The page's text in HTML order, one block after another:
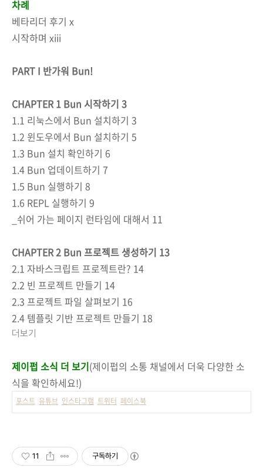
차례
베타리더 후기 x
시작하며 xiii
PART I 반가워 Bun!
CHAPTER 1 Bun 시작하기 3
1.1 리눅스에서 Bun 설치하기 3
1.2 윈도우에서 Bun 설치하기 5
1.3 Bun 설치 확인하기 6
1.4 Bun 업데이트하기 7
1.5 Bun 실행하기 8
1.6 REPL 실행하기 9
_쉬어 가는 페이지 런타임에 대해서 11
CHAPTER 2 Bun 프로젝트 생성하기 13
2.1 자바스크립트 프로젝트란? 14
2.2 빈 프로젝트 만들기 14
2.3 프로젝트 파일 살펴보기 16
2.4 템플릿 기반 프로젝트 만들기 18
더보기
제이펍 소식 더 보기(제이펍의 소통 채널에서 더욱 다양한 소
식을 확인하세요!)
포스트 유튜브 인스타그램 트위터 페이스북
11 구독하기